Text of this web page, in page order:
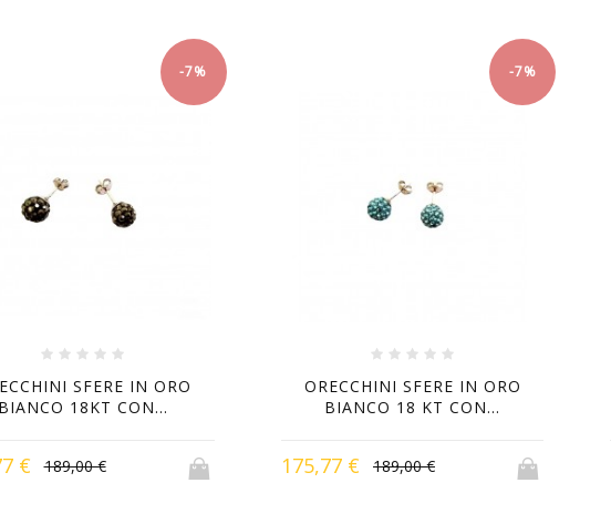
-7%
SFERE IN ORO
18KT CON...
€ 189,00 €
-7%
ORECCHINI SFERE IN ORO
BIANCO 18 KT CON...
175,77 € 189,00 €